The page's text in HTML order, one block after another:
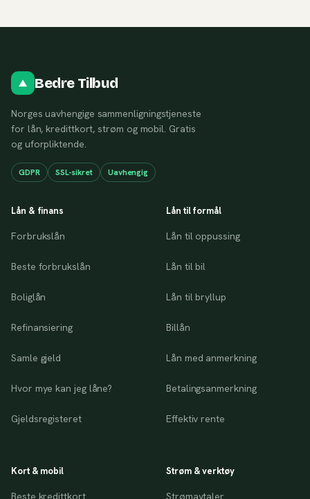
Bedre Tilbud
Norges uavhengige sammenligningstjeneste
for lån, kredittkort, strøm og mobil. Gratis
og uforpliktende.
GDPR SSL-sikret Uavhengig
Lån & finans
Forbrukslån
Beste forbrukslån
Boliglån
Refinansiering
Samle gjeld
Hvor mye kan jeg låne?
Gjeldsregisteret
Lån til formål
Lån til oppussing
Lån til bil
Lån til bryllup
Billån
Lån med anmerkning
Betalingsanmerkning
Effektiv rente
Kort & mobil
Beste kredittkort
Strøm & verktøy
Strømavtaler